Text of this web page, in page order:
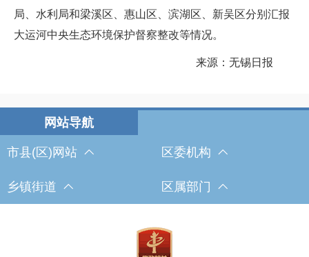
局、水利局和梁溪区、惠山区、滨湖区、新吴区分别汇报
大运河中央生态环境保护督察整改等情况。
来源：无锡日报
市县(区)网站 区委机构
乡镇街道 区属部门